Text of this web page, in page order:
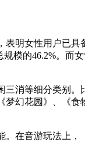
明女性用户已具
模的46.2%。而
消等细分类别。
幻花园》、《食
在音游玩法上，